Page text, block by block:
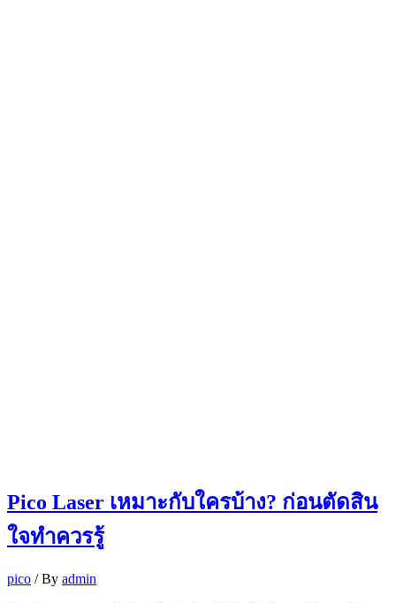
Pico Laser เหมาะกับใครบ้าง? ก่อนตัดสิน
ใจทำควรรู้
pico / By admin